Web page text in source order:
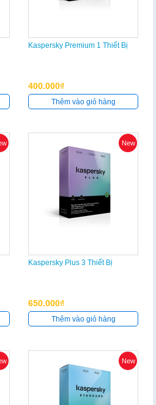
Kaspersky Premium 1 Thiết Bị
400.000₫
Thêm vào giỏ hàng
New
Kaspersky Plus 3 Thiết Bị
650.000₫
Thêm vào giỏ hàng
New